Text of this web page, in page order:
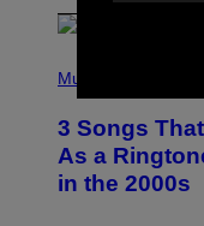
H
O
B
Y
G
Music
3 Songs
As a
in the 2000s